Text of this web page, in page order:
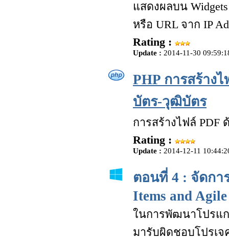
แสดงผลบน
หรือ URL จาก IP
Rating :
Update : 2014-11-30
PHP การสร้าง
บัตร-วุฒิบัตร
การสร้างไฟล์ PDF
Rating :
Update : 2014-12-11
ตอนที่ 4 : จัดกา
Items and
ในการพัฒนาโปรแก
มารับผิดชอบโปรเ